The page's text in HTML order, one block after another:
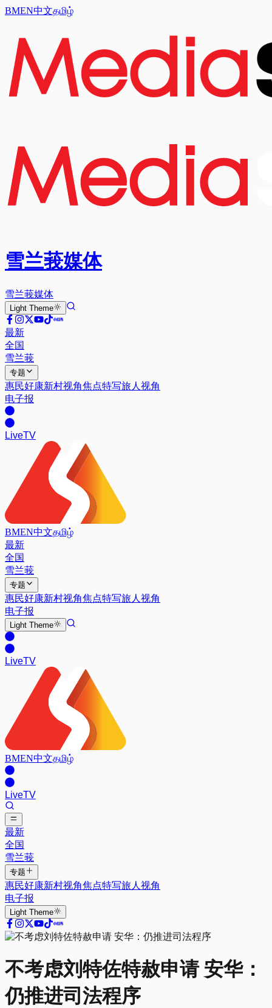
BMEN中文தமிழ்
雪兰莪媒体
雪兰莪媒体
Light Theme
最新
全国
雪兰莪
专题
惠民好康新村视角焦点特写旅人视角
电子报
LiveTV
BMEN中文தமிழ்
最新
全国
雪兰莪
专题
惠民好康新村视角焦点特写旅人视角
电子报
Light Theme
LiveTV
BMEN中文தமிழ்
LiveTV
最新
全国
雪兰莪
专题
惠民好康新村视角焦点特写旅人视角
电子报
Light Theme
不考虑刘特佐特赦申请 安华：
仍推进司法程序